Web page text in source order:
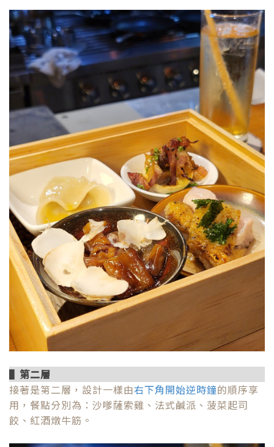
▌第二層
接著是第二層，設計一樣由右下角開始逆時鐘的順序享
用，餐點分別為：沙嗲薩索雞、法式鹹派、菠菜起司
餃、紅酒燉牛筋。